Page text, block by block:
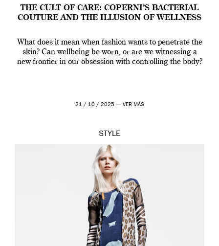
THE CULT OF CARE: COPERNI’S BACTERIAL
COUTURE AND THE ILLUSION OF WELLNESS
What does it mean when fashion wants to penetrate the
skin? Can wellbeing be worn, or are we witnessing a
new frontier in our obsession with controlling the body?
21 / 10 / 2025 — VER MÁS
STYLE